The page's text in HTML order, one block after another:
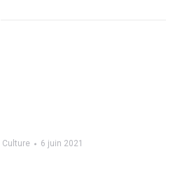
Culture 6 juin 2021